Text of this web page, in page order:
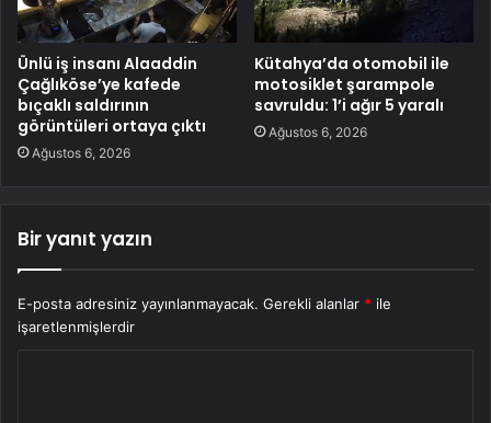
Ünlü iş insanı Alaaddin
Çağlıköse’ye kafede
bıçaklı saldırının
görüntüleri ortaya çıktı
Ağustos 6, 2026
Kütahya’da otomobil ile
motosiklet şarampole
savruldu: 1’i ağır 5 yaralı
Ağustos 6, 2026
Bir yanıt yazın
E-posta adresiniz yayınlanmayacak. Gerekli alanlar * ile
işaretlenmişlerdir